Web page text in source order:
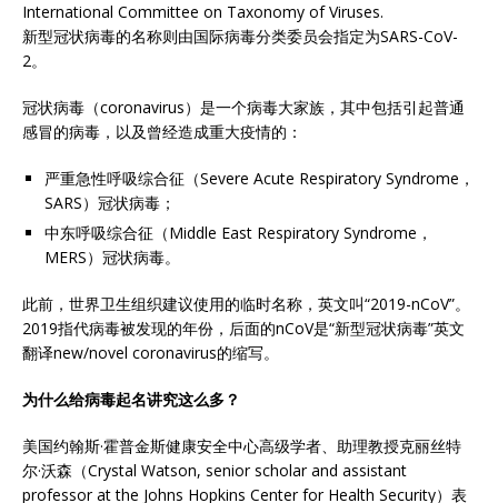
International Committee on Taxonomy of Viruses.
新型冠状病毒的名称则由国际病毒分类委员会指定为SARS-CoV-
2。
冠状病毒（coronavirus）是一个病毒大家族，其中包括引起普通
感冒的病毒，以及曾经造成重大疫情的：
严重急性呼吸综合征（Severe Acute Respiratory Syndrome，
SARS）冠状病毒；
中东呼吸综合征（Middle East Respiratory Syndrome，
MERS）冠状病毒。
此前，世界卫生组织建议使用的临时名称，英文叫“2019-nCoV”。
2019指代病毒被发现的年份，后面的nCoV是“新型冠状病毒”英文
翻译new/novel coronavirus的缩写。
为什么给病毒起名讲究这么多？
美国约翰斯·霍普金斯健康安全中心高级学者、助理教授克丽丝特
尔·沃森（Crystal Watson, senior scholar and assistant
professor at the Johns Hopkins Center for Health Security）表